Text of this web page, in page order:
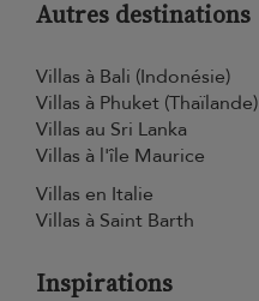
Autres destinations
Villas à Bali (Indonésie)
Villas à Phuket (Thaïlande)
Villas au Sri Lanka
Villas à l'île Maurice
Villas en Italie
Villas à Saint Barth
Inspirations